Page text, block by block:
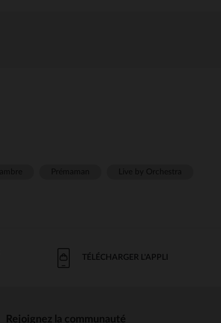
TÉLÉCHARGER L'APPLI
Rejoignez la communauté